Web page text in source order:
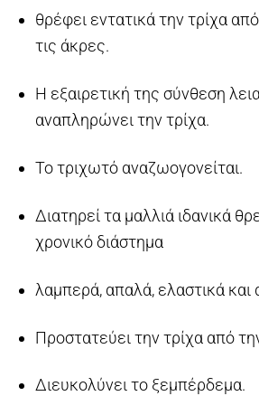
θρέφει εντατικά την τρίχα
τις άκρες.
Η εξαιρετική της σύνθεση
αναπληρώνει την τρίχα.
Το τριχωτό αναζωογονείται.
Διατηρεί τα μαλλιά ιδανικά
χρονικό διάστημα
λαμπερά, απαλά, ελαστικά και
Προστατεύει την τρίχα από
Διευκολύνει το ξεμπέρδεμα.